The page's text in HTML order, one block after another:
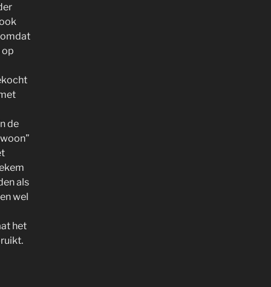
omdat
op
de
als
wel
het